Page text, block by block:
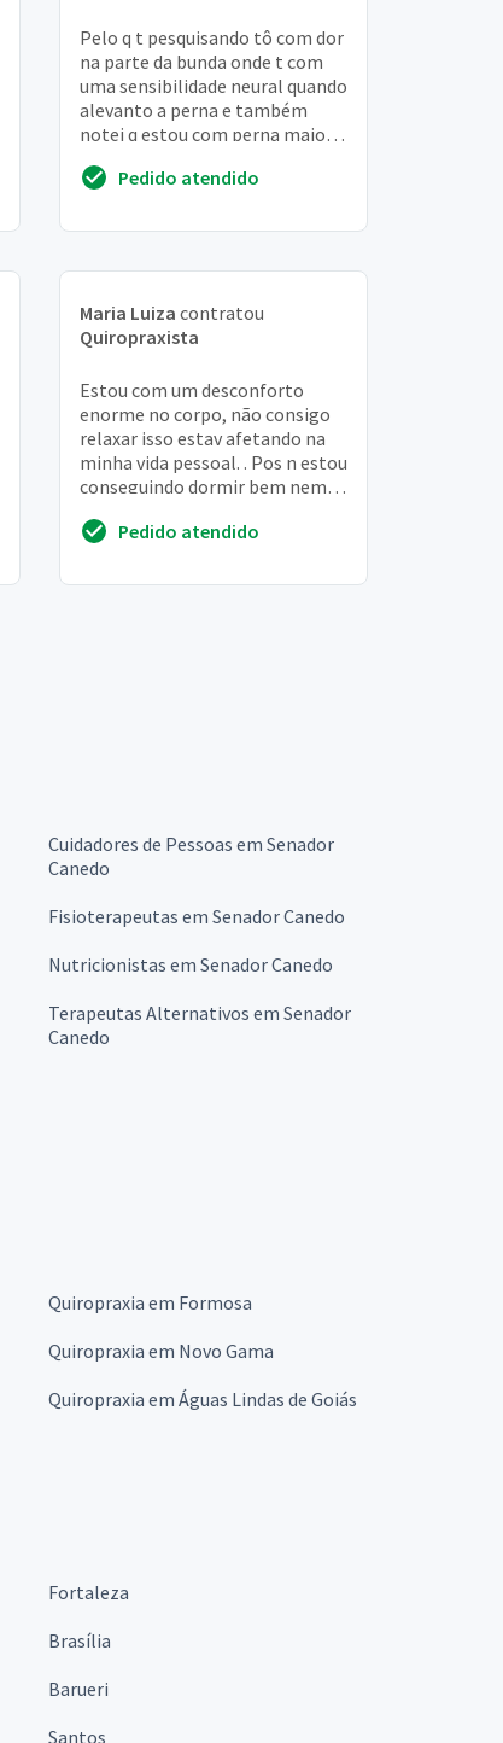
Pelo q t pesquisando tô com dor
na parte da bunda onde t com
uma sensibilidade neural quando
alevanto a perna e também
notei q estou com perna maior q
Pedido atendido
Maria Luiza contratou
Quiropraxista
Estou com um desconforto
enorme no corpo, não consigo
relaxar isso estav afetando na
minha vida pessoal. . Pos n estou
conseguindo dormir bem nem
Pedido atendido
Cuidadores de Pessoas em Senador
Canedo
Fisioterapeutas em Senador Canedo
Nutricionistas em Senador Canedo
Terapeutas Alternativos em Senador
Canedo
Quiropraxia em Formosa
Quiropraxia em Novo Gama
Quiropraxia em Águas Lindas de Goiás
Fortaleza
Brasília
Barueri
Santos